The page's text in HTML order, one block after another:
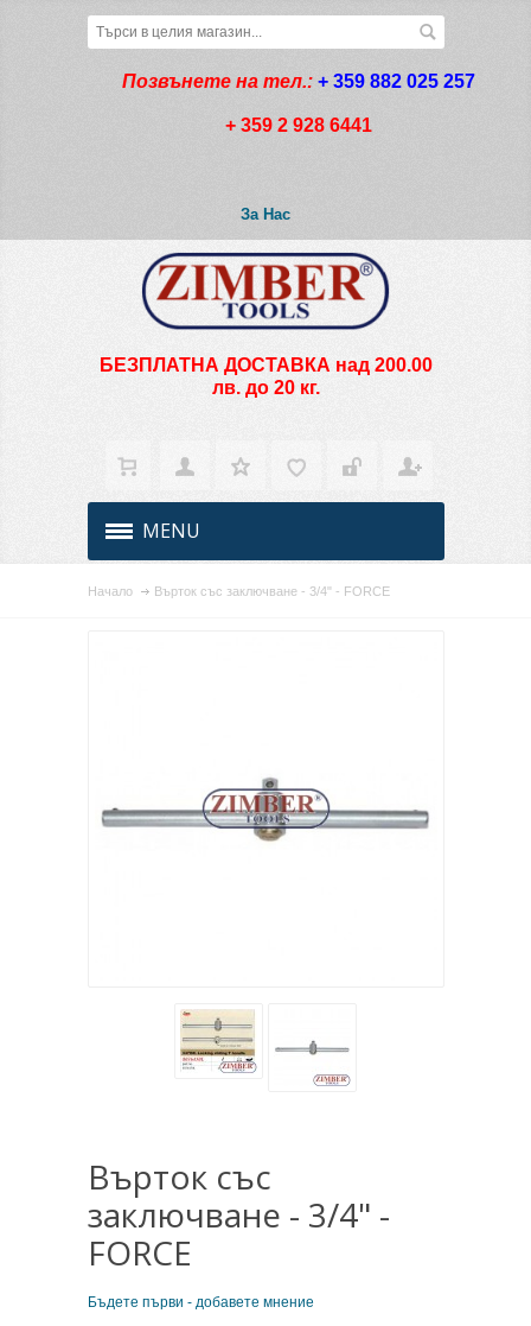
Позвънете на тел.: + 359 882 025 257
+ 359 2 928 6441
За Нас
БЕЗПЛАТНА ДОСТАВКА над 200.00
лв. до 20 кг.
MENU
Начало Върток със заключване - 3/4" - FORCE
Върток със
заключване - 3/4" -
FORCE
Бъдете първи - добавете мнение